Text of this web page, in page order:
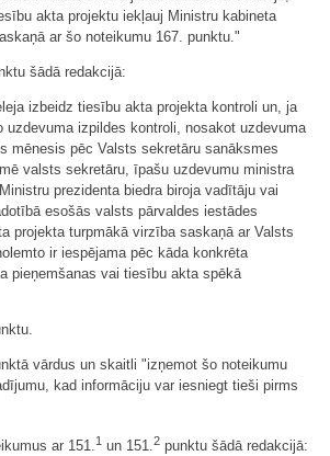
akta projektu iekļauj Ministru kabineta
ar šo noteikumu 167. punktu."
šādā redakcijā:
izbeidz tiesību akta projekta kontroli un, ja
uzdevuma izpildes kontroli, nosakot uzdevuma
mēnesis pēc Valsts sekretāru sanāksmes
valsts sekretāru, īpašu uzdevumu ministra
prezidenta biedra biroja vadītāju vai
esošās valsts pārvaldes iestādes
projekta turpmākā virzība saskaņā ar Valsts
ir iespējama pēc kāda konkrēta
pieņemšanas vai tiesību akta spēkā
vārdus un skaitli "izņemot šo noteikumu
kad informāciju var iesniegt tieši pirms
ar 151.1 un 151.2 punktu šādā redakcijā: